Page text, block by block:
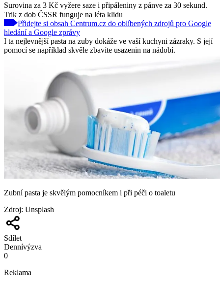
Surovina za 3 Kč vyžere saze i připáleniny z pánve za 30 sekund.
Trik z dob ČSSR funguje na léta klidu
Přidejte si obsah Centrum.cz do oblíbených zdrojů pro Google
hledání a Google zprávy
I ta nejlevnější pasta na zuby dokáže ve vaší kuchyni zázraky. S její
pomocí se například skvěle zbavíte usazenin na nádobí.
Zubní pasta je skvělým pomocníkem i při péči o toaletu
Zdroj: Unsplash
Sdílet
Dennívýzva
0
Reklama